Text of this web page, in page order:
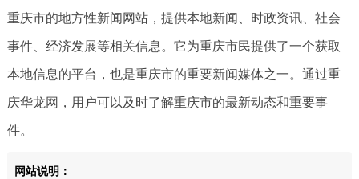
重庆市的地方性新闻网站，提供本地新闻、时政资讯、社会
事件、经济发展等相关信息。它为重庆市民提供了一个获取
本地信息的平台，也是重庆市的重要新闻媒体之一。通过重
庆华龙网，用户可以及时了解重庆市的最新动态和重要事
件。
网站说明：